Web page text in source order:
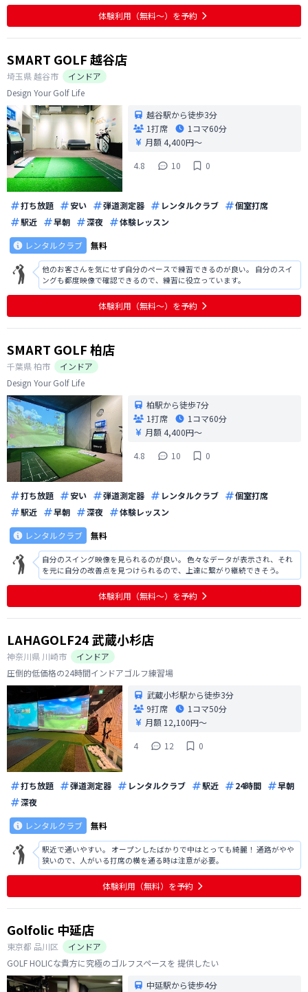
練習場との違いはスクリーンの有無と完全個室との話だが、そこに価格差
のデメリットをカバーするメ
体験利用（無料〜）を予約
SMART GOLF 越谷店
埼玉県越谷市
インドア
Design Your Golf Life
越谷駅から徒歩3分
1打席
1コマ60分
月額 4,400円〜
4.8
10 0
打ち放題 安い 弾道測定器 レンタルクラブ
個室打席
駅近
早朝 深夜
体験レッスン
レンタルクラブ
無料
他のお客さんを気にせず自分のペースで練習できるのが良い。 自分のスイ
ングも都度映像で確認できるので、練習に役立っています。
体験利用（無料〜）を予約
SMART GOLF 柏店
千葉県柏市
インドア
Design Your Golf Life
柏駅から徒歩7分
1打席
1コマ60分
月額 4,400円〜
4.8
10 0
打ち放題 安い 弾道測定器 レンタルクラブ
個室打席
駅近
早朝 深夜
体験レッスン
レンタルクラブ
無料
自分のスイング映像を見られるのが良い。 色々なデータが表示され、それ
を元に自分の改善点を見つけられるので、上達に繋がり継続できそう。
体験利用（無料〜）を予約
LAHAGOLF24 武蔵小杉店
神奈川県 川崎市
インドア
圧倒的低価格の24時間インドアゴルフ練習場
武蔵小杉駅から徒歩3分
9打席
1コマ50分
月額 12,100円〜
4
12 0
打ち放題 弾道測定器 レンタルクラブ 駅近 24時間
早朝
深夜
レンタルクラブ
無料
駅近で通いやすい。 オープンしたばかりで中はとっても綺麗！ 通路がやや
狭いので、人がいる打席の横を通る時は注意が必要。
体験利用（無料）を予約
Golfolic 中延店
東京都 品川区
インドア
GOLF HOLICな貴方に究極のゴルフスペースを 提供したい
中延駅から徒歩4分